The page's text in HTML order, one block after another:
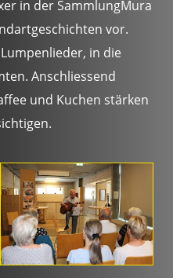
in der SammlungMura
vor.
in die
Anschliessend
und Kuchen stärken